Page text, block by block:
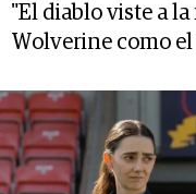
"El diablo viste a
Wolverine como